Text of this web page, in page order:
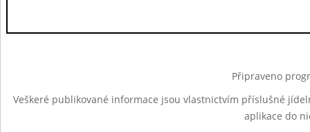
Připraveno
Veškeré publikované informace jsou vlastnictvím příslušné
aplikace do